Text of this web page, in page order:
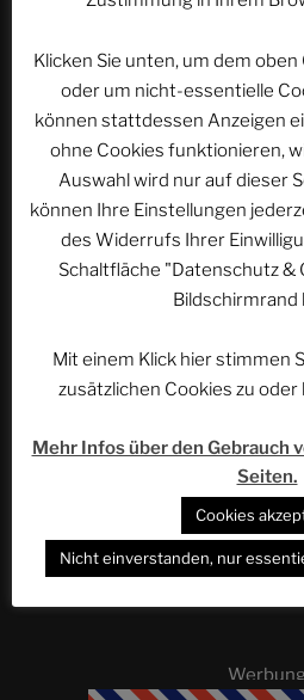
Beitragsnavigation
Vorheriger
Beitrag
ZURÜCK
EXPEDITION R – Das
2004, Teil 2 | ACSOLAR #337
Beitrag
Berlin – Museumsinsel,
Leipziger Platz | ACSOLAR
WEBSEITE
Suchen
Klicken Sie unten, um dem
oder um nicht-essentielle
können stattdessen Anzeigen
ohne Cookies funktionieren,
Auswahl wird nur auf dieser
können Ihre Einstellungen
des Widerrufs Ihrer
Schaltfläche "Datenschutz &
Bildschirmrand
Mit einem Klick hier stimmen
zusätzlichen Cookies zu
Mehr Infos über den Gebrauch
Seiten.
Cookies
Nicht einverstanden, nur